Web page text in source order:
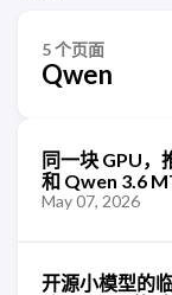
5 个页面
Qwen
同一块 GPU，
和 Qwen 3.6
May 07, 2026
开源小模型的